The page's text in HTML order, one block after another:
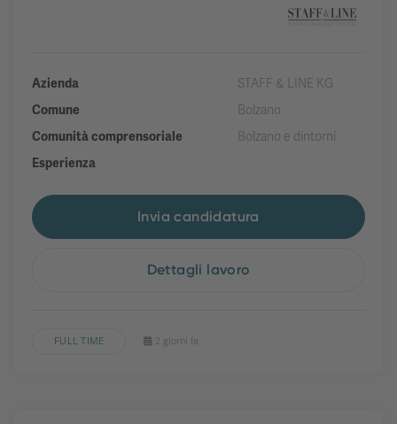
Azienda
STAFF & LINE KG
Comune
Bolzano
Comunità comprensoriale
Bolzano e dintorni
Esperienza
Invia candidatura
Dettagli lavoro
FULL TIME 2 giorni fa